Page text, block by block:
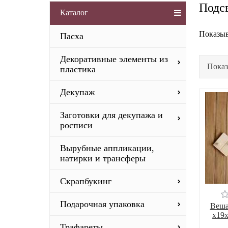
Каталог
Пасха
Декоративные элементы из
пластика
Декупаж
Заготовки для декупажа и
росписи
Вырубные аппликации,
натирки и трансферы
Скрапбукинг
Подарочная упаковка